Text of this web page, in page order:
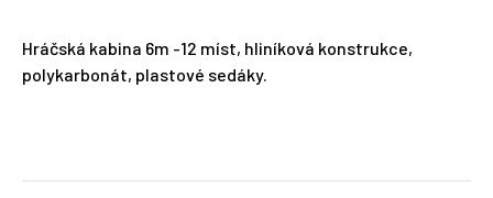
Hráčská kabina 6m -12 míst, hliníková konstrukce,
polykarbonát, plastové sedáky.